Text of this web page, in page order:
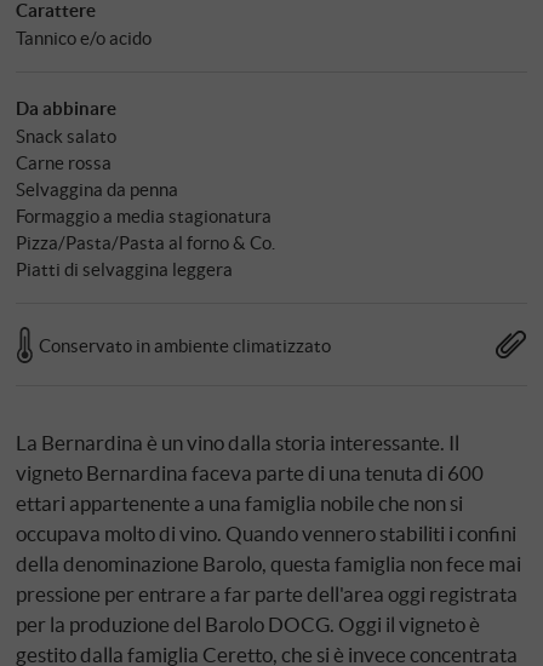
Carattere
Tannico e/o acido
Da abbinare
Snack salato
Carne rossa
Selvaggina da penna
Formaggio a media stagionatura
Pizza/Pasta/Pasta al forno & Co.
Piatti di selvaggina leggera
Conservato in ambiente climatizzato
La Bernardina è un vino dalla storia interessante. Il
vigneto Bernardina faceva parte di una tenuta di 600
ettari appartenente a una famiglia nobile che non si
occupava molto di vino. Quando vennero stabiliti i confini
della denominazione Barolo, questa famiglia non fece mai
pressione per entrare a far parte dell'area oggi registrata
per la produzione del Barolo DOCG. Oggi il vigneto è
gestito dalla famiglia Ceretto, che si è invece concentrata